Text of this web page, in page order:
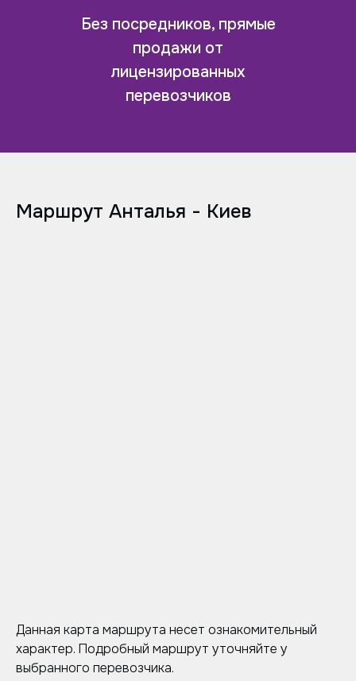
Без посредников, прямые
продажи от
лицензированных
перевозчиков
Маршрут Анталья - Киев
Данная карта маршрута несет ознакомительный
характер. Подробный маршрут уточняйте у
выбранного перевозчика.